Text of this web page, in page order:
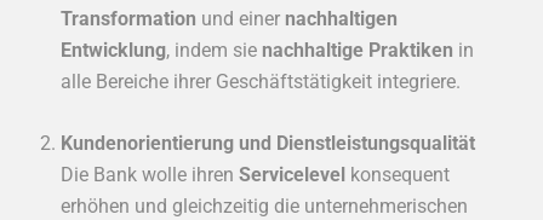
Transformation und einer nachhaltigen
Entwicklung, indem sie nachhaltige Praktiken in
alle Bereiche ihrer Geschäftstätigkeit integriere.
Kundenorientierung und Dienstleistungsqualität
Die Bank wolle ihren Servicelevel konsequent
erhöhen und gleichzeitig die unternehmerischen